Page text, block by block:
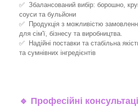
✅ Збалансований вибір: борошно,
соуси та бульйони
✅ Продукція з можливістю
для сім'ї, бізнесу та виробництва.
✅ Надійні поставки та стабільна
та сумнівних інгредієнтів
🔹 Професійні